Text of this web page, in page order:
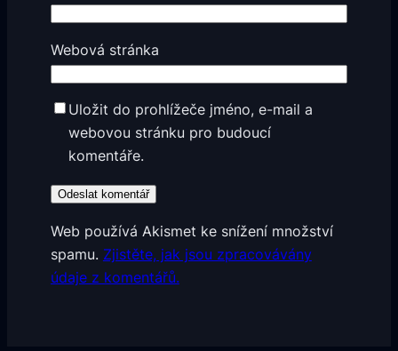
Webová stránka
Uložit do prohlížeče jméno, e-mail a
webovou stránku pro budoucí
komentáře.
Web používá Akismet ke snížení množství
spamu. Zjistěte, jak jsou zpracovávány
údaje z komentářů.